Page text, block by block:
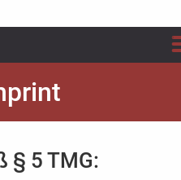
§ 5 TMG: